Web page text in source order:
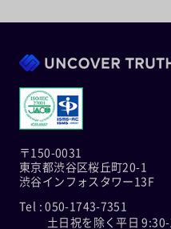
〒150-0031
東京都渋谷区桜丘町20-1
渋谷インフォスタワー13F
Tel : 050-1743-7351
土日祝を除く平日